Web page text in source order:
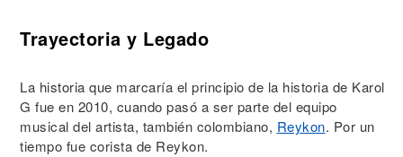
Trayectoria y Legado
La historia que marcaría el principio de la historia de Karol
G fue en 2010, cuando pasó a ser parte del equipo
musical del artista, también colombiano, Reykon. Por un
tiempo fue corista de Reykon.